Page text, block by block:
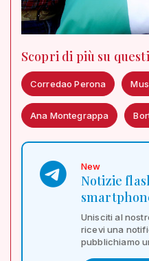
Scopri di più su
Corredao Perona
Ana Montegrappa
New
Notizie
Unisciti al
ricevi una
pubblichiamo